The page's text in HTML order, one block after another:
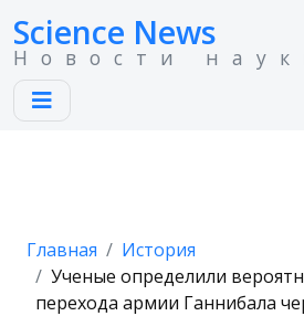
Science News
Новости
Главная
История
Ученые определили
перехода армии Ганнибала